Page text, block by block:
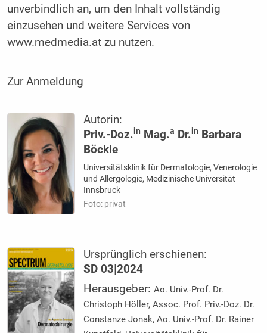
unverbindlich an, um den Inhalt vollständig
einzusehen und weitere Services von
www.medmedia.at zu nutzen.
Zur Anmeldung
Autorin:
Priv.-Doz.in Mag.a Dr.in Barbara
Böckle
Universitätsklinik für Dermatologie, Venerologie
und Allergologie, Medizinische Universität
Innsbruck
Foto: privat
Ursprünglich erschienen:
SD 03|2024
Herausgeber:Ao. Univ.-Prof. Dr.
Christoph Höller, Assoc. Prof. Priv.-Doz. Dr.
Constanze Jonak, Ao. Univ.-Prof. Dr. Rainer